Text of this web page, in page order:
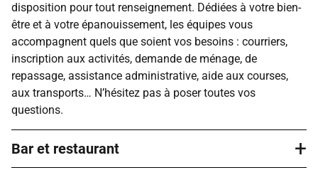
disposition pour tout renseignement. Dédiées à votre bien-
être et à votre épanouissement, les équipes vous
accompagnent quels que soient vos besoins : courriers,
inscription aux activités, demande de ménage, de
repassage, assistance administrative, aide aux courses,
aux transports… N’hésitez pas à poser toutes vos
questions.
Bar et restaurant +